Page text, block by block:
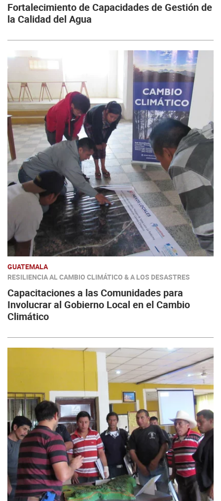
Fortalecimiento de Capacidades de Gestión de
la Calidad del Agua
GUATEMALA
RESILIENCIA AL CAMBIO CLIMÁTICO & A LOS DESASTRES
Capacitaciones a las Comunidades para
Involucrar al Gobierno Local en el Cambio
Climático